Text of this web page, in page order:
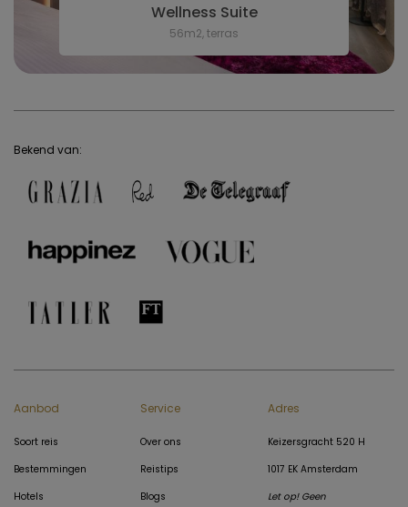
Wellness Suite
56m2, terras
Bekend van:
Aanbod
Soort reis
Bestemmingen
Hotels
Service
Over ons
Reistips
Blogs
Adres
Keizersgracht 520 H
1017 EK Amsterdam
Let op! Geen